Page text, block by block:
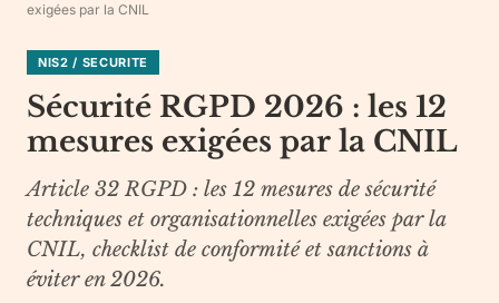
exigées par la CNIL
NIS2 / SECURITE
Sécurité RGPD 2026 : les 12
mesures exigées par la CNIL
Article 32 RGPD : les 12 mesures de sécurité
techniques et organisationnelles exigées par la
CNIL, checklist de conformité et sanctions à
éviter en 2026.